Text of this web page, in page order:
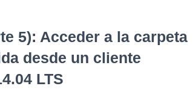
5): Acceder a la carpeta
desde un cliente
LTS